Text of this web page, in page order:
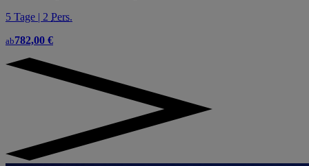
5 Tage | 2 Pers.
ab782,00 €